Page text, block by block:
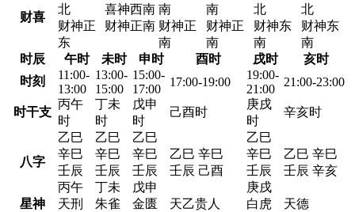
财喜
北
财神正
东
喜神西南
财神正南
南
财神正
南
南
财神正
南
北
财神东
南
北
财神东
南
时辰
午时 未时 申时 酉时 戌时
亥时
时刻
11:00-
13:00
13:00-
15:00
15:00-
17:00
17:00-19:00
19:00-
21:00
21:00-23:00
时干支
丙午
时
丁未
时
戊申
时
己酉时
庚戌
时
辛亥时
八字
乙巳
辛巳
壬辰
丙午
乙巳
辛巳
壬辰
丁未
乙巳
辛巳
壬辰
戊申
乙巳 辛巳
壬辰 己酉
乙巳
辛巳
壬辰
庚戌
乙巳 辛巳
壬辰 辛亥
星神 天刑 朱雀 金匮 天乙贵人 白虎 天德